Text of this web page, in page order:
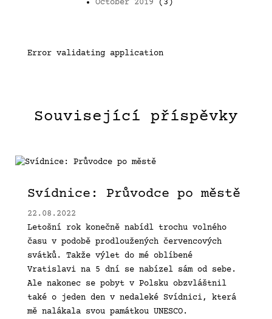
October 2019 (3)
Error validating application
Související příspěvky
Svídnice: Průvodce po městě
22.08.2022
Letošní rok konečně nabídl trochu volného
času v podobě prodloužených červencových
svátků. Takže výlet do mé oblíbené
Vratislavi na 5 dní se nabízel sám od sebe.
Ale nakonec se pobyt v Polsku obzvláštnil
také o jeden den v nedaleké Svídnici, která
mě nalákala svou památkou UNESCO.